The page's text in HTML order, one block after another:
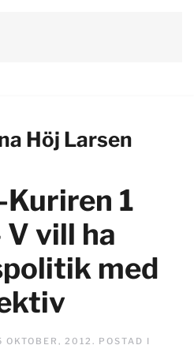
Höj Larsen
1
vill ha
med
OKTOBER, 2012 . POSTAD I